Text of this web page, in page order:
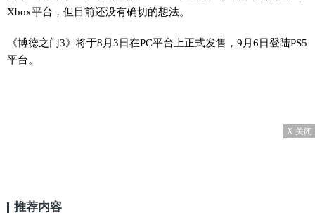
Xbox平台，但目前还没有确切的想法。
《博德之门3》将于8月3日在PC平台上正式发售，9月6日登陆PS5
平台。
X 关闭
推荐内容